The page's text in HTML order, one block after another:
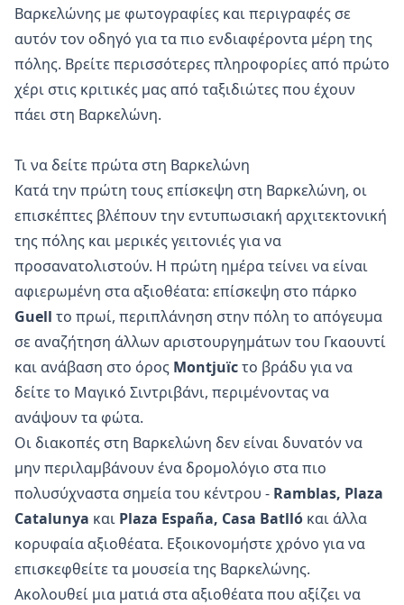
Βαρκελώνης με φωτογραφίες και περιγραφές σε
αυτόν τον οδηγό για τα πιο ενδιαφέροντα μέρη της
πόλης. Βρείτε περισσότερες πληροφορίες από πρώτο
χέρι στις κριτικές μας από ταξιδιώτες που έχουν
πάει στη Βαρκελώνη.
Τι να δείτε πρώτα στη Βαρκελώνη
Κατά την πρώτη τους επίσκεψη στη Βαρκελώνη, οι
επισκέπτες βλέπουν την εντυπωσιακή αρχιτεκτονική
της πόλης και μερικές γειτονιές για να
προσανατολιστούν. Η πρώτη ημέρα τείνει να είναι
αφιερωμένη στα αξιοθέατα: επίσκεψη στο πάρκο
Guell το πρωί, περιπλάνηση στην πόλη το απόγευμα
σε αναζήτηση άλλων αριστουργημάτων του Γκαουντί
και ανάβαση στο όρος Montjuïcτο βράδυ για να
δείτε το Μαγικό Σιντριβάνι, περιμένοντας να
ανάψουν τα φώτα.
Οι διακοπές στη Βαρκελώνη δεν είναι δυνατόν να
μην περιλαμβάνουν ένα δρομολόγιο στα πιο
πολυσύχναστα σημεία του κέντρου - Ramblas, Plaza
Catalunya και Plaza España, Casa Batlló και άλλα
κορυφαία αξιοθέατα. Εξοικονομήστε χρόνο για να
επισκεφθείτε τα μουσεία της Βαρκελώνης.
Ακολουθεί μια ματιά στα αξιοθέατα που αξίζει να